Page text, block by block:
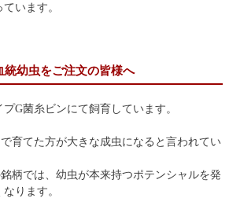
います。
幼虫をご注文の皆様へ
G菌糸ビンにて飼育しています。
育てた方が大きな成虫になると言われてい
柄では、幼虫が本来持つポテンシャルを発
ります。